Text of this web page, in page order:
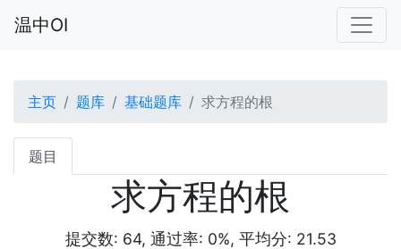
温中OI
主页 题库 基础题库 求方程的根
题目
求方程的根
提交数: 64, 通过率: 0%, 平均分: 21.53